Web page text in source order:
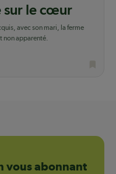
sur le cœur
avec son mari, la ferme
non apparenté.
vous abonnant